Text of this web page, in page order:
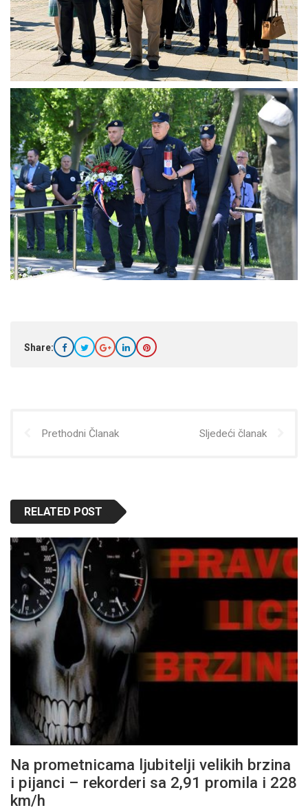
Share:
Prethodni Članak Sljedeći članak
RELATED POST
Na prometnicama ljubitelji velikih brzina
i pijanci – rekorderi sa 2,91 promila i 228
km/h